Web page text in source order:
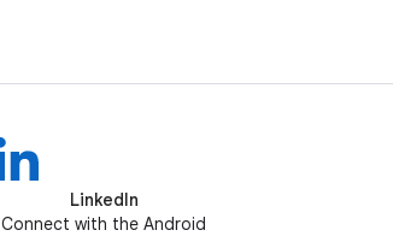
LinkedIn
Connect with the Android